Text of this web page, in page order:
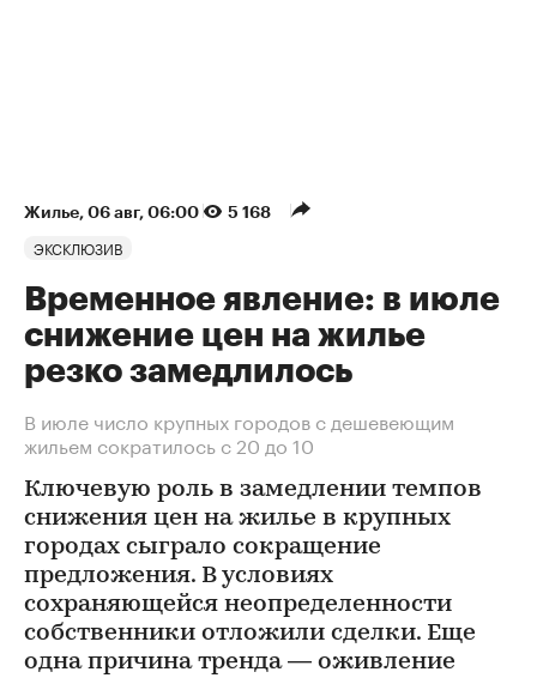
Жилье⁠, 06 авг, 06:00 5 168
ЭКСКЛЮЗИВ
Временное явление: в июле
снижение цен на жилье
резко замедлилось
В июле число крупных городов с дешевеющим
жильем сократилось с 20 до 10
Ключевую роль в замедлении темпов
снижения цен на жилье в крупных
городах сыграло сокращение
предложения. В условиях
сохраняющейся неопределенности
собственники отложили сделки. Еще
одна причина тренда — оживление